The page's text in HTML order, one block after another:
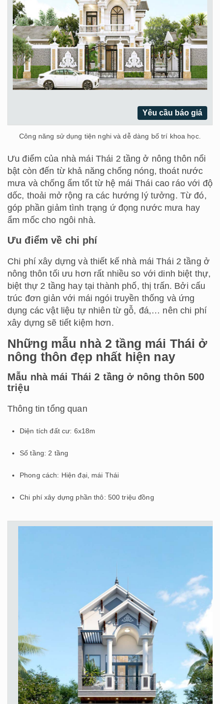
Yêu cầu báo giá
Công năng sử dụng tiện nghi và dễ dàng bố trí khoa học.
Ưu điểm của nhà mái Thái 2 tầng ở nông thôn nổi
bật còn đến từ khả năng chống nóng, thoát nước
mưa và chống ẩm tốt từ hệ mái Thái cao ráo với độ
dốc, thoải mở rộng ra các hướng lý tưởng. Từ đó,
góp phần giảm tình trạng ứ đọng nước mưa hay
ẩm mốc cho ngôi nhà.
Ưu điểm về chi phí
Chi phí xây dựng và thiết kế nhà mái Thái 2 tầng ở
nông thôn tối ưu hơn rất nhiều so với dinh biệt thự,
biệt thự 2 tầng hay tại thành phố, thị trấn. Bởi cấu
trúc đơn giản với mái ngói truyền thống và ứng
dụng các vật liệu tự nhiên từ gỗ, đá,… nên chi phí
xây dựng sẽ tiết kiệm hơn.
Những mẫu nhà 2 tầng mái Thái ở
nông thôn đẹp nhất hiện nay
Mẫu nhà mái Thái 2 tầng ở nông thôn 500
triệu
Thông tin tổng quan
Diện tích đất cư: 6x18m
Số tầng: 2 tầng
Phong cách: Hiện đại, mái Thái
Chi phí xây dựng phần thô: 500 triệu đồng